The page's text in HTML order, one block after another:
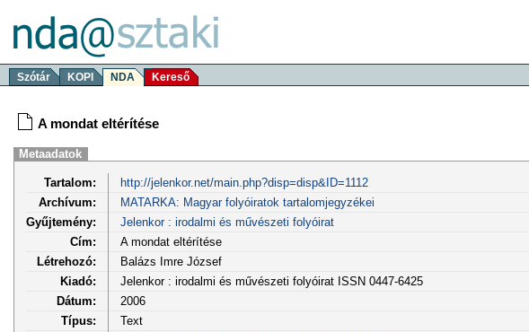
Szótár KOPI NDA Kereső
A mondat eltérítése
Metaadatok
Tartalom:
http://jelenkor.net/main.php?disp=disp&ID=1112
Archívum:
MATARKA: Magyar folyóiratok tartalomjegyzékei
Gyűjtemény:
Jelenkor : irodalmi és művészeti folyóirat
Cím:
A mondat eltérítése
Létrehozó:
Balázs Imre József
Kiadó:
Jelenkor : irodalmi és művészeti folyóirat ISSN 0447-6425
Dátum:
2006
Típus:
Text